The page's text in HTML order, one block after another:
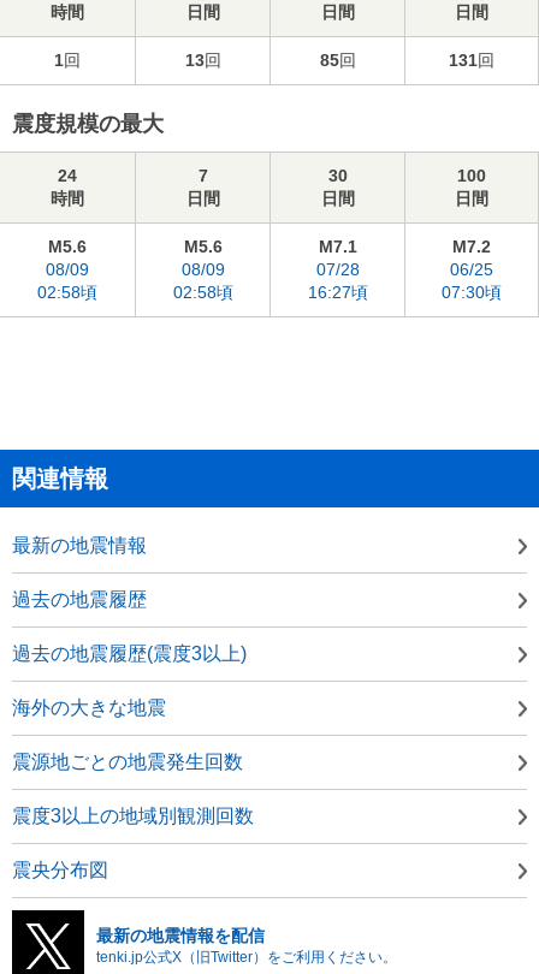
時間
日間
日間
日間
1回 13回 85回 131回
震度規模の最大
24
時間
7
日間
30
日間
100
日間
M5.6
08/09
02:58頃
M5.6
08/09
02:58頃
M7.1
07/28
16:27頃
M7.2
06/25
07:30頃
関連情報
最新の地震情報
過去の地震履歴
過去の地震履歴(震度3以上)
海外の大きな地震
震源地ごとの地震発生回数
震度3以上の地域別観測回数
震央分布図
最新の地震情報を配信
tenki.jp公式X（旧Twitter）をご利用ください。